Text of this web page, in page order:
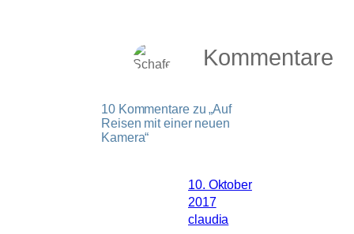
Kommentare
10 Kommentare zu „Auf
Reisen mit einer neuen
Kamera“
10. Oktober
2017
claudia